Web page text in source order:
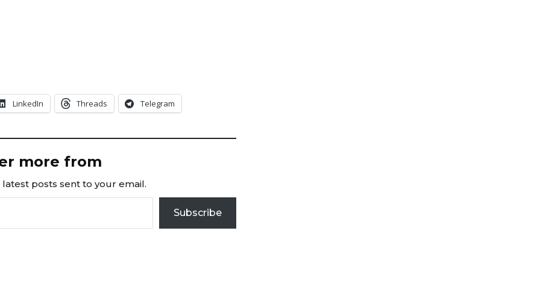
LinkedIn Threads Telegram
more from
posts sent to your email.
Subscribe